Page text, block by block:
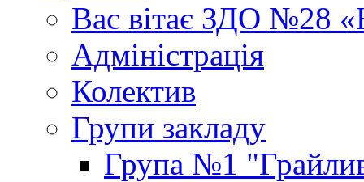
Вас вітає ЗДО №28
Адміністрація
Колектив
Групи закладу
Група №1